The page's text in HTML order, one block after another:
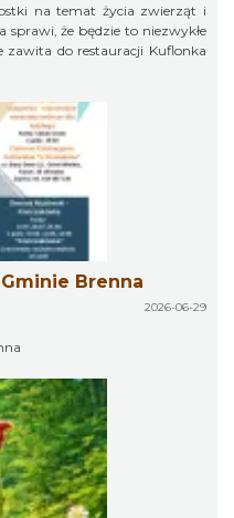
na temat życia zwierząt i
że będzie to niezwykłe
zawita do restauracji Kuflonka
Brenna
2026-06-29